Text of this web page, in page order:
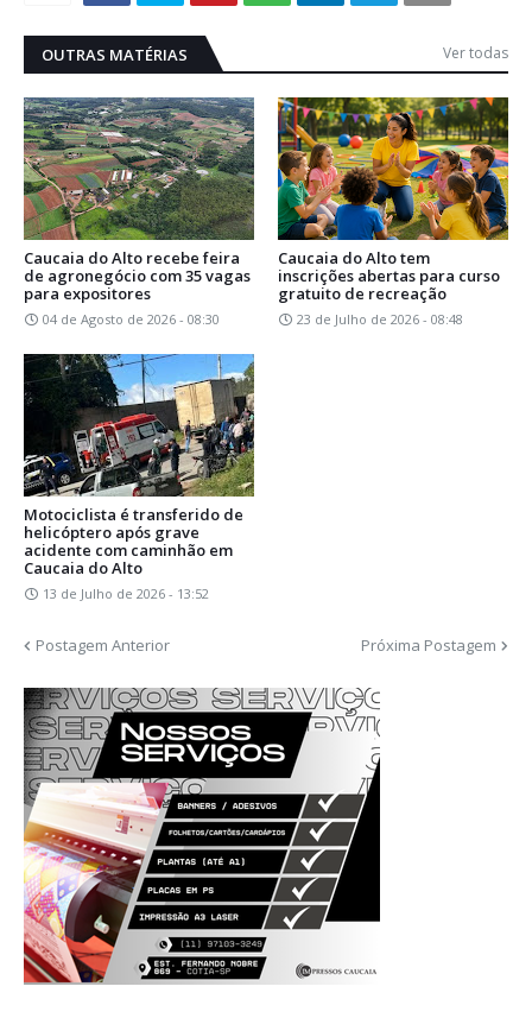
OUTRAS MATÉRIAS Ver todas
Caucaia do Alto recebe feira
de agronegócio com 35 vagas
para expositores
04 de Agosto de 2026 - 08:30
Caucaia do Alto tem
inscrições abertas para curso
gratuito de recreação
23 de Julho de 2026 - 08:48
Motociclista é transferido de
helicóptero após grave
acidente com caminhão em
Caucaia do Alto
13 de Julho de 2026 - 13:52
Postagem Anterior Próxima Postagem